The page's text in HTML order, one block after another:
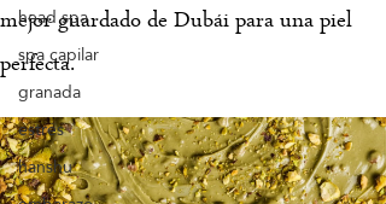
head spa
spa capilar
granada
estrés
hanshu
mejor guardado de Dubái para una piel
perfecta.